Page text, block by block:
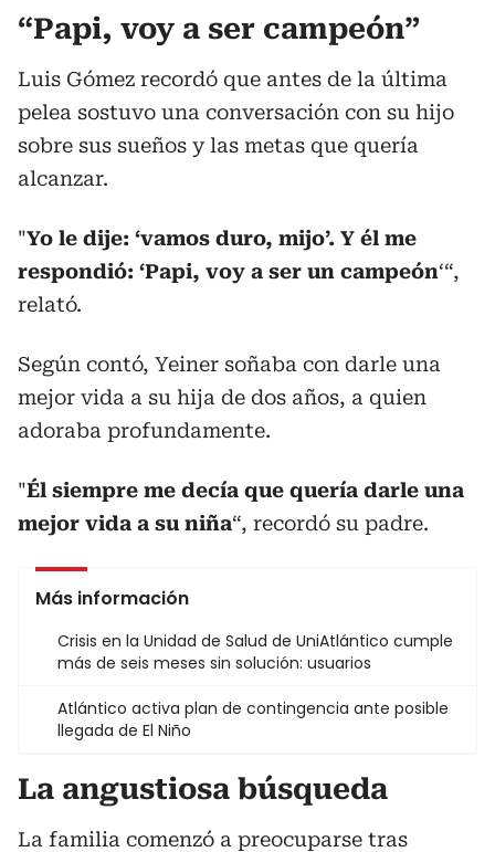
“Papi, voy a ser campeón”
Luis Gómez recordó que antes de la última
pelea sostuvo una conversación con su hijo
sobre sus sueños y las metas que quería
alcanzar.
"Yo le dije: ‘vamos duro, mijo’. Y él me
respondió: ‘Papi, voy a ser un campeón‘“,
relató.
Según contó, Yeiner soñaba con darle una
mejor vida a su hija de dos años, a quien
adoraba profundamente.
"Él siempre me decía que quería darle una
mejor vida a su niña“, recordó su padre.
Más información
Crisis en la Unidad de Salud de UniAtlántico cumple
más de seis meses sin solución: usuarios
Atlántico activa plan de contingencia ante posible
llegada de El Niño
La angustiosa búsqueda
La familia comenzó a preocuparse tras